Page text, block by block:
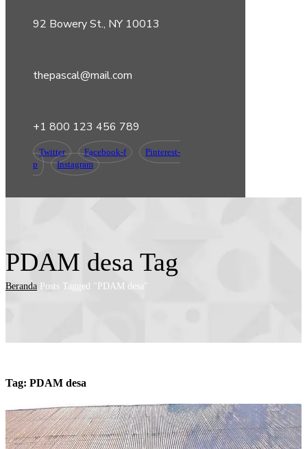
92 Bowery St., NY 10013
thepascal@mail.com
+1 800 123 456 789
Twitter Facebook-f
Pinterest-
p
Instagram
PDAM desa Tag
Beranda Posts Tagged "PDAM desa"
Tag: PDAM desa